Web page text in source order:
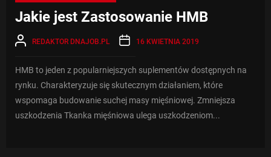
Jakie jest Zastosowanie HMB
REDAKTOR DNAJOB.PL 16 KWIETNIA 2019
HMB to jeden z popularniejszych suplementów dostępnych na
rynku. Charakteryzuje się skutecznym działaniem, które
wspomaga budowanie suchej masy mięśniowej. Zmniejsza
uszkodzenia Tkanka mięśniowa ulega uszkodzeniom...